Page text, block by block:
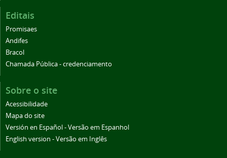
Editais
Promisaes
Andifes
Bracol
Chamada Pública - credenciamento
Sobre o site
Acessibilidade
Mapa do site
Versión en Español - Versão em Espanhol
English version - Versão em Inglês